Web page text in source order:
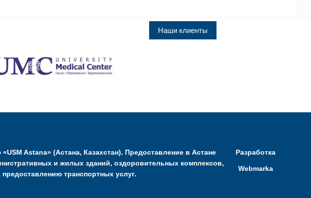
Наши клиенты
Astana» (Астана, Казахстан). Предоставление в Астане
и жилых зданий, оздоровительных комплексов,
транспортных услуг.
Разработка
Webmarka